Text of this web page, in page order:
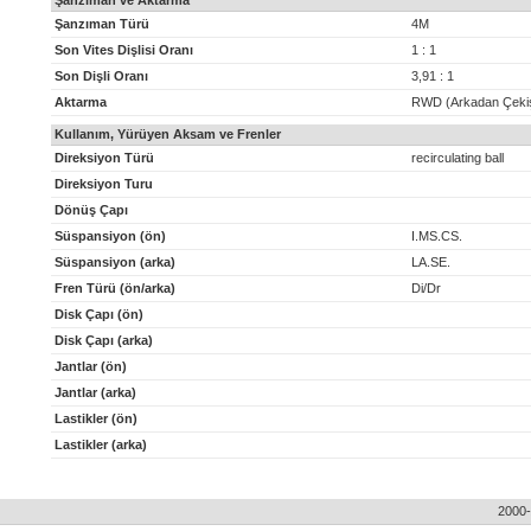
Şanzıman Türü
4M
Son Vites Dişlisi Oranı
1 : 1
Son Dişli Oranı
3,91 : 1
Aktarma
RWD (Arkadan
Kullanım, Yürüyen Aksam ve Frenler
Direksiyon Türü
recirculating ball
Direksiyon Turu
Dönüş Çapı
Süspansiyon (ön)
I.MS.CS.
Süspansiyon (arka)
LA.SE.
Fren Türü (ön/arka)
Di/Dr
Disk Çapı (ön)
Disk Çapı (arka)
Jantlar (ön)
Jantlar (arka)
Lastikler (ön)
Lastikler (arka)